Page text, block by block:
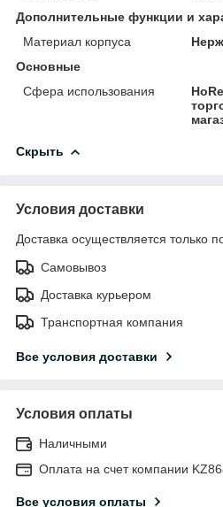
Дополнительные функции и
Материал корпуса
Основные
Сфера использования
Скрыть
Условия доставки
Доставка осуществляется только
Самовывоз
Доставка курьером
Транспортная компания
Все условия доставки
Условия оплаты
Наличными
Оплата на счет компании
Все условия оплаты